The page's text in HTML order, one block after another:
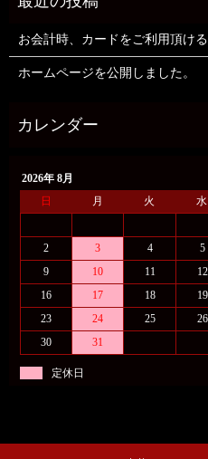
お会計時、カードをご利用頂け
ホームページを公開しました。
2026年 8月
日
月 火 水
2
3 4 5
9
10 11 12
16
17 18 19
23
24 25 26
30
31
定休日